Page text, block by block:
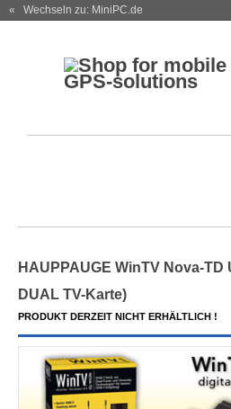
« Wechseln zu: MiniPC.de
HAUPPAUGE WinTV Nova-TD
DUAL TV-Karte)
PRODUKT DERZEIT NICHT ERHÄLTLICH !